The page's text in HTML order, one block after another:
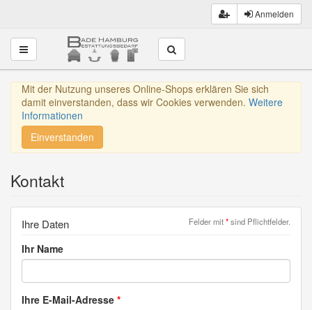
Anmelden
Toggle navigation
Mit der Nutzung unseres Online-Shops erklären Sie sich
damit einverstanden, dass wir Cookies verwenden. Weitere
Informationen
Einverstanden
Kontakt
Ihre Daten Felder mit*sind Pflichtfelder.
Ihr Name
Ihre E-Mail-Adresse *